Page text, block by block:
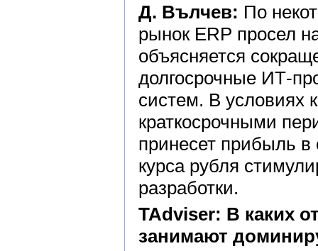
Д. Вълчев: По
рынок ERP просел
объясняется
долгосрочные ИТ-
систем. В условиях
краткосрочными
принесет прибыль в
курса рубля
разработки.
TAdviser: В каких
занимают